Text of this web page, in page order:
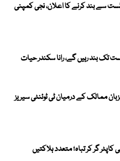
بس سروس 11 اگست سے بند کرنے کا اعلان، نجی کمپنی
کے میزبان ممالک کے درمیان ٹی ٹوئنٹی سیریز